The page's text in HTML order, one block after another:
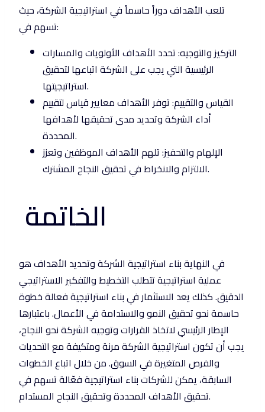
تلعب الأهداف دوراً حاسماً في استراتيجية الشركة، حيث
تسهم في:
التركيز والتوجيه: تحدد الأهداف الأولويات والمسارات
الرئيسية التي يجب على الشركة اتباعها لتحقيق
استراتيجيتها.
القياس والتقييم: توفر الأهداف معايير قياس لتقييم
أداء الشركة وتحديد مدى تحقيقها لأهدافها
المحددة.
الإلهام والتحفيز: تلهم الأهداف الموظفين وتعزز
الالتزام والانخراط في تحقيق النجاح المشترك.
الخاتمة
في النهاية بناء استراتيجية الشركة وتحديد الأهداف هو
عملية استراتيجية تتطلب التخطيط والتفكير الاستراتيجي
الدقيق. كذلك يعد الاستثمار في بناء استراتيجية فعالة خطوة
حاسمة نحو تحقيق النمو والاستدامة في الأعمال. باعتبارها
الإطار الرئيسي لاتخاذ القرارات وتوجيه الشركة نحو النجاح،
يجب أن تكون استراتيجية الشركة مرنة ومتكيفة مع التحديات
والفرص المتغيرة في السوق. من خلال اتباع الخطوات
السابقة، يمكن للشركات بناء استراتيجية فعّالة تسهم في
تحقيق الأهداف المحددة وتحقيق النجاح المستدام.